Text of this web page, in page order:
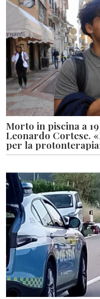
Morto in piscina a
Leonardo Cortese.
per la